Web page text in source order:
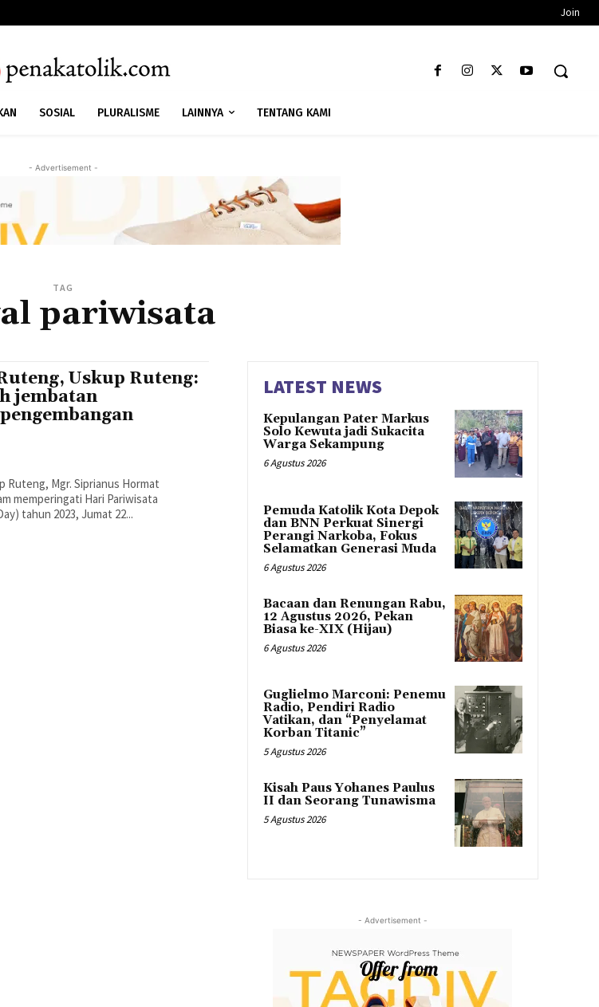
Join
SOSIAL PLURALISME LAINNYA TENTANG KAMI
- Advertisement -
TAG
pariwisata
Uskup Ruteng:
jembatan
Ruteng, Mgr. Siprianus Hormat
memperingati Hari Pariwisata
tahun 2023, Jumat 22...
LATEST NEWS
Kepulangan Pater Markus
Solo Kewuta jadi Sukacita
Warga Sekampung
6 Agustus 2026
Pemuda Katolik Kota Depok
dan BNN Perkuat Sinergi
Perangi Narkoba, Fokus
Selamatkan Generasi Muda
6 Agustus 2026
Bacaan dan Renungan Rabu,
12 Agustus 2026, Pekan
Biasa ke-XIX (Hijau)
6 Agustus 2026
Guglielmo Marconi: Penemu
Radio, Pendiri Radio
Vatikan, dan “Penyelamat
Korban Titanic”
5 Agustus 2026
Kisah Paus Yohanes Paulus
II dan Seorang Tunawisma
5 Agustus 2026
- Advertisement -